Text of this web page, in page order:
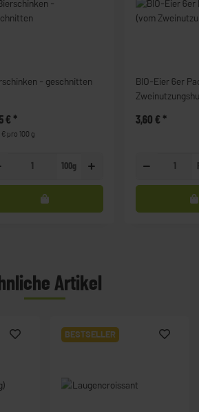
- geschnitten
€*
pro 100 g
100g
BIO-Eier 6er
3,60 €*
Artikel
BESTSELLER